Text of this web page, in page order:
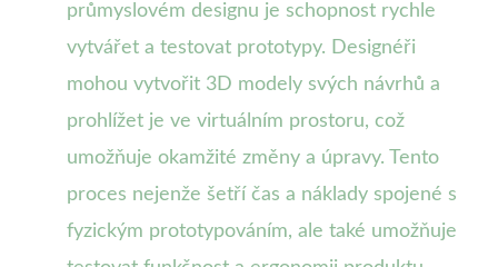
průmyslovém designu je schopnost rychle
vytvářet a testovat prototypy. Designéři
mohou vytvořit 3D modely svých návrhů a
prohlížet je ve virtuálním prostoru, což
umožňuje okamžité změny a úpravy. Tento
proces nejenže šetří čas a náklady spojené s
fyzickým prototypováním, ale také umožňuje